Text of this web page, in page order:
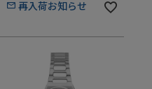
再入荷お知らせ